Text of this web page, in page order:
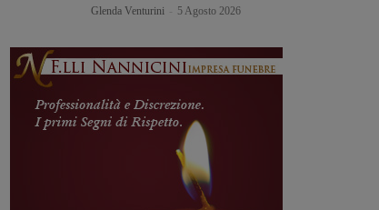
Glenda Venturini 5 Agosto 2026